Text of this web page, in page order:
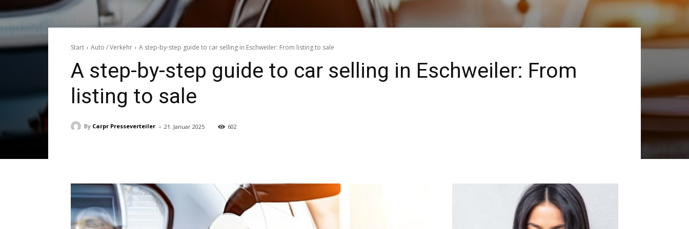
Start Auto / Verkehr A step-by-step guide to car selling in Eschweiler: From listing to sale
A step-by-step guide to car selling in Eschweiler: From
listing to sale
By Carpr Presseverteiler - 21. Januar 2025 602